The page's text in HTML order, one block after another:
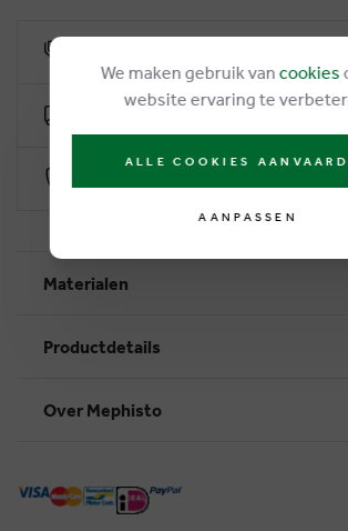
Gratis levering vanaf €50
Materialen
Productdetails
Over Mephisto
We maken gebruik van cookies
website ervaring te
ALLE COOKIES
AANPASSEN